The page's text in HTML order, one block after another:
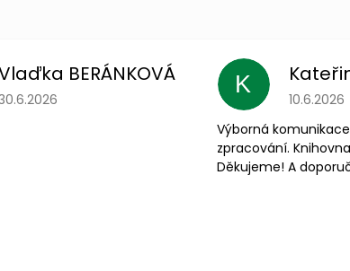
BERÁNKOVÁ
obchodu je 5 z 5 hvězdiček.K
10.6.2026
Výborná
zpracování.
Děkujeme! A